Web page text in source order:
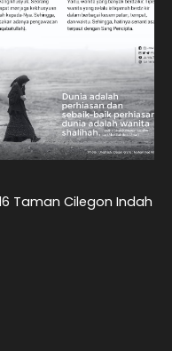
Taman Cilegon Indah